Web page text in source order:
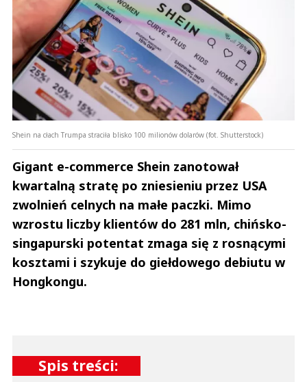
Shein na cłach Trumpa straciła blisko 100 milionów dolarów (fot. Shutterstock)
Gigant e-commerce Shein zanotował
kwartalną stratę po zniesieniu przez USA
zwolnień celnych na małe paczki. Mimo
wzrostu liczby klientów do 281 mln, chińsko-
singapurski potentat zmaga się z rosnącymi
kosztami i szykuje do giełdowego debiutu w
Hongkongu.
Spis treści: